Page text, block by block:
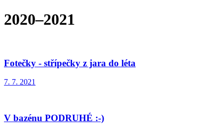
2020–2021
Fotečky - střípečky z jara do léta
7. 7. 2021
V bazénu PODRUHÉ :-)